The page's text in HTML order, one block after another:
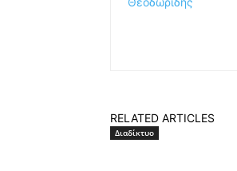
RELATED ARTICLES
Διαδίκτυο